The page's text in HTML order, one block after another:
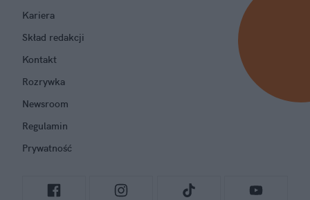
Kariera
Skład redakcji
Kontakt
Rozrywka
Newsroom
Regulamin
Prywatność